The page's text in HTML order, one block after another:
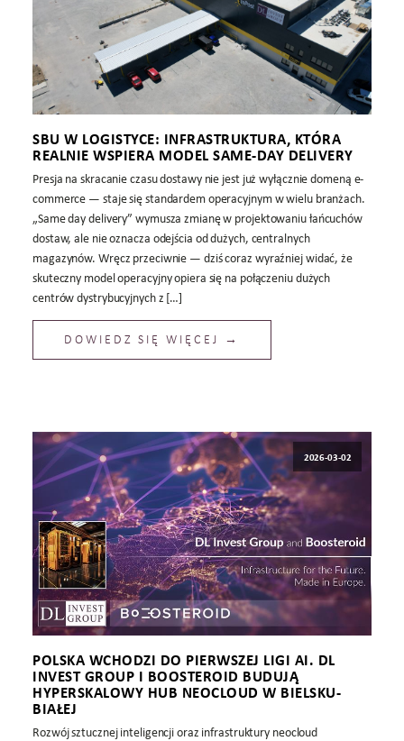
SBU W LOGISTYCE: INFRASTRUKTURA, KTÓRA
REALNIE WSPIERA MODEL SAME-DAY DELIVERY
Presja na skracanie czasu dostawy nie jest już wyłącznie domeną e-
commerce — staje się standardem operacyjnym w wielu branżach.
„Same day delivery” wymusza zmianę w projektowaniu łańcuchów
dostaw, ale nie oznacza odejścia od dużych, centralnych
magazynów. Wręcz przeciwnie — dziś coraz wyraźniej widać, że
skuteczny model operacyjny opiera się na połączeniu dużych
centrów dystrybucyjnych z […]
DOWIEDZ SIĘ WIĘCEJ →
2026-03-02
POLSKA WCHODZI DO PIERWSZEJ LIGI AI. DL
INVEST GROUP I BOOSTEROID BUDUJĄ
HYPERSKALOWY HUB NEOCLOUD W BIELSKU-
BIAŁEJ
Rozwój sztucznej inteligencji oraz infrastruktury neocloud